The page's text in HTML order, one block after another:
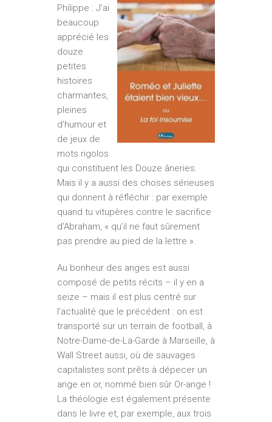
Philippe : J’ai
beaucoup
apprécié les
douze
petites
histoires
charmantes,
pleines
d’humour et
de jeux de
mots rigolos
qui constituent les Douze âneries.
Mais il y a aussi des choses sérieuses
qui donnent à réfléchir : par exemple
quand tu vitupères contre le sacrifice
d’Abraham, « qu’il ne faut sûrement
pas prendre au pied de la lettre ».
Au bonheur des anges est aussi
composé de petits récits – il y en a
seize – mais il est plus centré sur
l’actualité que le précédent : on est
transporté sur un terrain de football, à
Notre-Dame-de-La-Garde à Marseille, à
Wall Street aussi, où de sauvages
capitalistes sont prêts à dépecer un
ange en or, nommé bien sûr Or-ange !
La théologie est également présente
dans le livre et, par exemple, aux trois